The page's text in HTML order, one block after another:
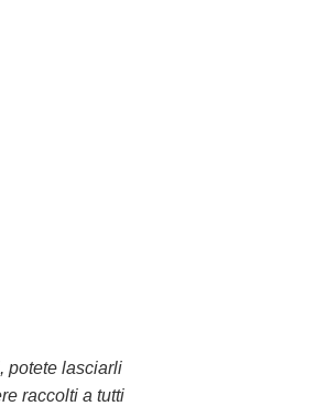
potete lasciarli
raccolti a tutti